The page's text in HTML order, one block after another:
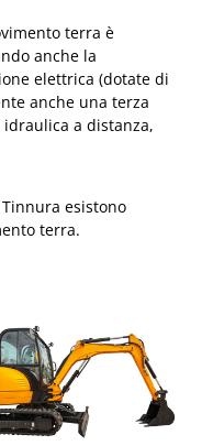
terra è
anche la
elettrica (dotate di
anche una terza
a distanza,
esistono
terra.